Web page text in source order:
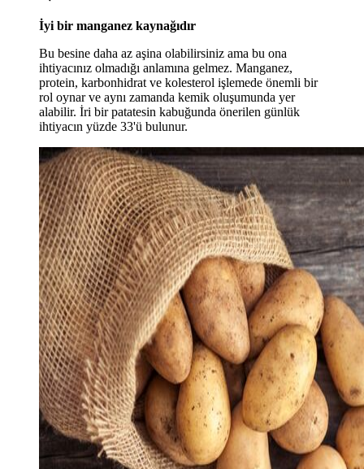
İyi bir manganez kaynağıdır
Bu besine daha az aşina olabilirsiniz ama bu ona
ihtiyacınız olmadığı anlamına gelmez. Manganez,
protein, karbonhidrat ve kolesterol işlemede önemli bir
rol oynar ve aynı zamanda kemik oluşumunda yer
alabilir. İri bir patatesin kabuğunda önerilen günlük
ihtiyacın yüzde 33'ü bulunur.